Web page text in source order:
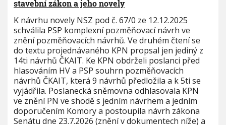
stavební zákon a jeho novely
K návrhu novely NSZ pod č. 67/0 ze 12.12.2025
schválila PSP komplexní pozměňovací návrh ve
znění pozměňovacích návrhů. Ve druhém čtení se
do textu projednávaného KPN propsal jen jediný z
14ti návrhů ČKAIT. Ke KPN obdrželi poslanci před
hlasováním HV a PSP souhrn pozměňovacích
návrhů ČKAIT, která 9 návrhů předložila a k 5ti se
vyjádřila. Poslanecká sněmovna odhlasovala KPN
ve znění PN ve shodě s jedním návrhem a jedním
doporučením Komory a postoupila návrh zákona
Senátu dne 23.7.2026 (znění v dokumentech níže) a